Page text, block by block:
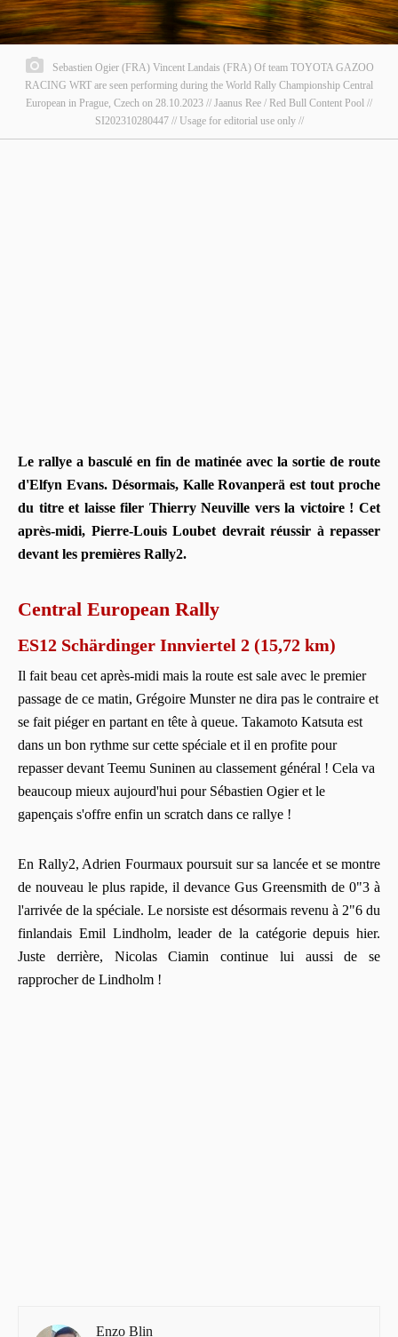
Sebastien Ogier (FRA) Vincent Landais (FRA) Of team TOYOTA GAZOO
RACING WRT are seen performing during the World Rally Championship Central
European in Prague, Czech on 28.10.2023 // Jaanus Ree / Red Bull Content Pool //
SI202310280447 // Usage for editorial use only //
Le rallye a basculé en fin de matinée avec la sortie de route
d'Elfyn Evans. Désormais, Kalle Rovanperä est tout proche
du titre et laisse filer Thierry Neuville vers la victoire ! Cet
après-midi, Pierre-Louis Loubet devrait réussir à repasser
devant les premières Rally2.
Central European Rally
ES12 Schärdinger Innviertel 2 (15,72 km)
Il fait beau cet après-midi mais la route est sale avec le premier
passage de ce matin, Grégoire Munster ne dira pas le contraire et
se fait piéger en partant en tête à queue. Takamoto Katsuta est
dans un bon rythme sur cette spéciale et il en profite pour
repasser devant Teemu Suninen au classement général ! Cela va
beaucoup mieux aujourd'hui pour Sébastien Ogier et le
gapençais s'offre enfin un scratch dans ce rallye !
En Rally2, Adrien Fourmaux poursuit sur sa lancée et se montre
de nouveau le plus rapide, il devance Gus Greensmith de 0"3 à
l'arrivée de la spéciale. Le norsiste est désormais revenu à 2"6 du
finlandais Emil Lindholm, leader de la catégorie depuis hier.
Juste derrière, Nicolas Ciamin continue lui aussi de se
rapprocher de Lindholm !
Enzo Blin